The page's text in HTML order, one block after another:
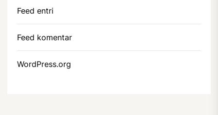
Feed entri
Feed komentar
WordPress.org